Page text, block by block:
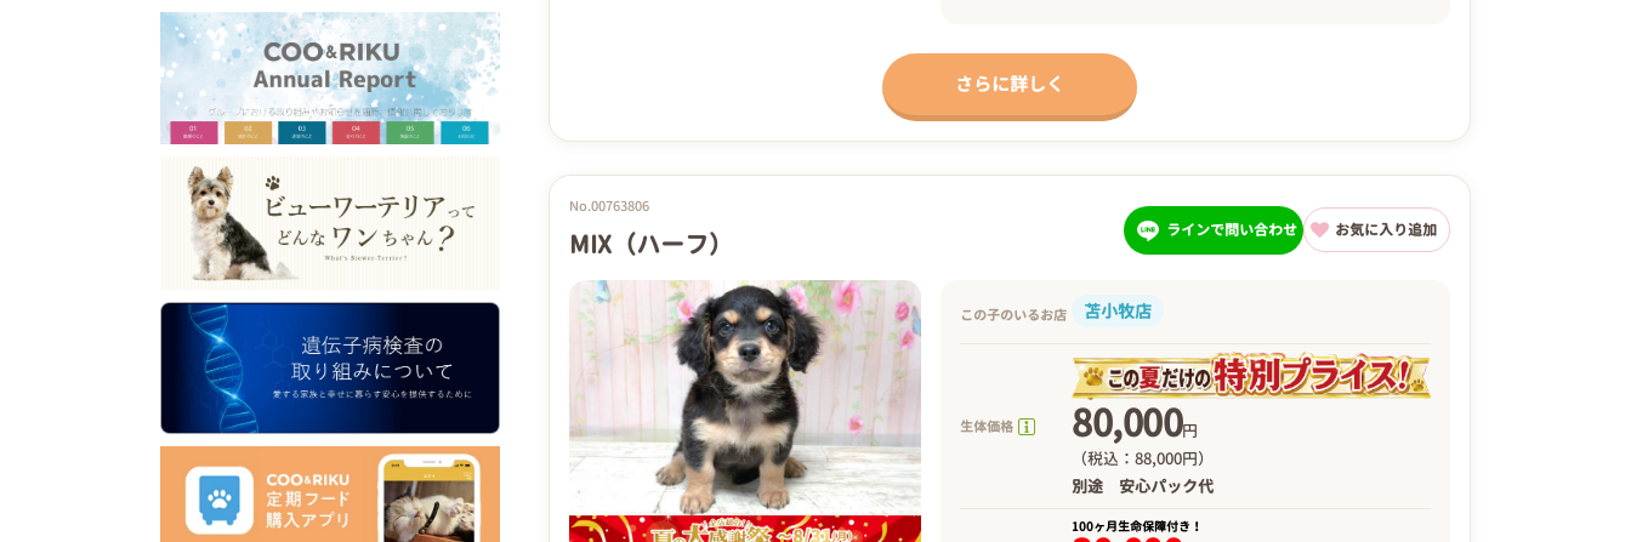
さらに詳しく
No.00763806
MIX（ハーフ） ラインで問い合わせ お気に入り追加
この子のいるお店 苫小牧店
生体価格 80,000円
（税込：88,000円）
別途 安心パック代
100ヶ月生命保障付き！